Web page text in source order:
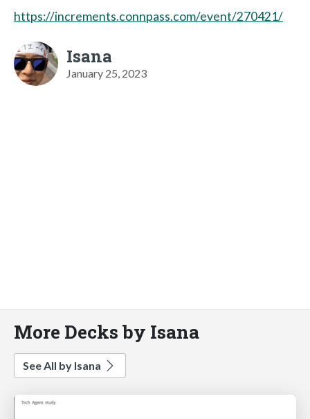
https://increments.connpass.com/event/270421/
Isana
January 25, 2023
More Decks by Isana
See All by Isana